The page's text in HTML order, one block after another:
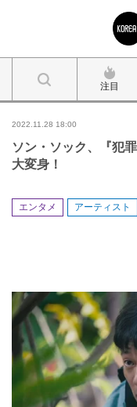
注目
2022.11.28 18:00
ソン・ソック、『犯
大変身！
エンタメ アーティスト